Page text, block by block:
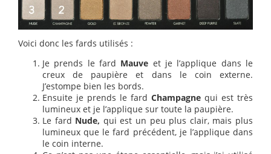
Voici donc les fards utilisés :
Je prends le fard Mauve et je l’applique dans le
creux de paupière et dans le coin externe.
J’estompe bien les bords.
Ensuite je prends le fard Champagne qui est très
lumineux et je l’applique sur toute la paupière.
Le fard Nude, qui est un peu plus clair, mais plus
lumineux que le fard précédent, je l’applique dans
le coin interne.